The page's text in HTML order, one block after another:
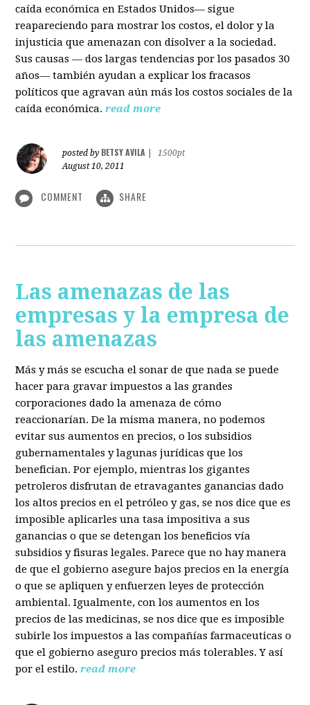
caída económica en Estados Unidos— sigue
reapareciendo para mostrar los costos, el dolor y la
injusticia que amenazan con disolver a la sociedad.
Sus causas — dos largas tendencias por los pasados 30
años— también ayudan a explicar los fracasos
políticos que agravan aún más los costos sociales de la
caída económica. read more
posted by BETSY AVILA
1500pt
August 10, 2011
COMMENT SHARE
Las amenazas de las
empresas y la empresa de
las amenazas
Más y más se escucha el sonar de que nada se puede
hacer para gravar impuestos a las grandes
corporaciones dado la amenaza de cómo
reaccionarían. De la misma manera, no podemos
evitar sus aumentos en precios, o los subsidios
gubernamentales y lagunas jurídicas que los
benefician. Por ejemplo, mientras los gigantes
petroleros disfrutan de etravagantes ganancias dado
los altos precios en el petróleo y gas, se nos dice que es
imposible aplicarles una tasa impositiva a sus
ganancias o que se detengan los beneficios vía
subsidios y fisuras legales. Parece que no hay manera
de que el gobierno asegure bajos precios en la energía
o que se apliquen y enfuerzen leyes de protección
ambiental. Igualmente, con los aumentos en los
precios de las medicinas, se nos dice que es imposible
subirle los impuestos a las compañías farmaceuticas o
que el gobierno aseguro precios más tolerables. Y así
por el estilo. read more